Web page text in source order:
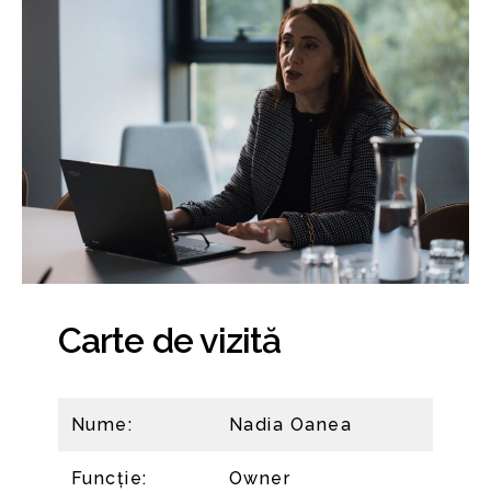
Carte de vizită
Nume: Nadia Oanea
Funcție: Owner